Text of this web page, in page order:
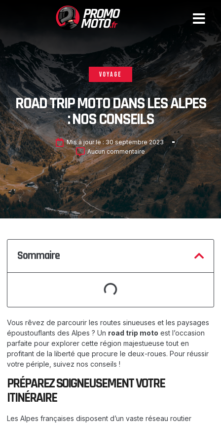
VOYAGE
ROAD TRIP MOTO DANS LES ALPES
: NOS CONSEILS
Mis à jour le : 30 septembre 2023
Aucun commentaire
Sommaire
Vous rêvez de parcourir les routes sinueuses et les paysages
époustouflants des Alpes ? Un road trip moto est l’occasion
parfaite pour explorer cette région majestueuse tout en
profitant de la liberté que procure le deux-roues. Pour réussir
votre périple, suivez nos conseils !
PRÉPAREZ SOIGNEUSEMENT VOTRE
ITINÉRAIRE
Les Alpes françaises disposent d’un vaste réseau routier